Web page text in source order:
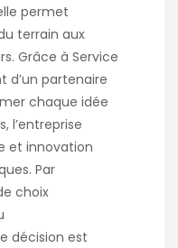
permet
terrain aux
Grâce à Service
d’un partenaire
chaque idée
l’entreprise
et innovation
Par
choix
décision est